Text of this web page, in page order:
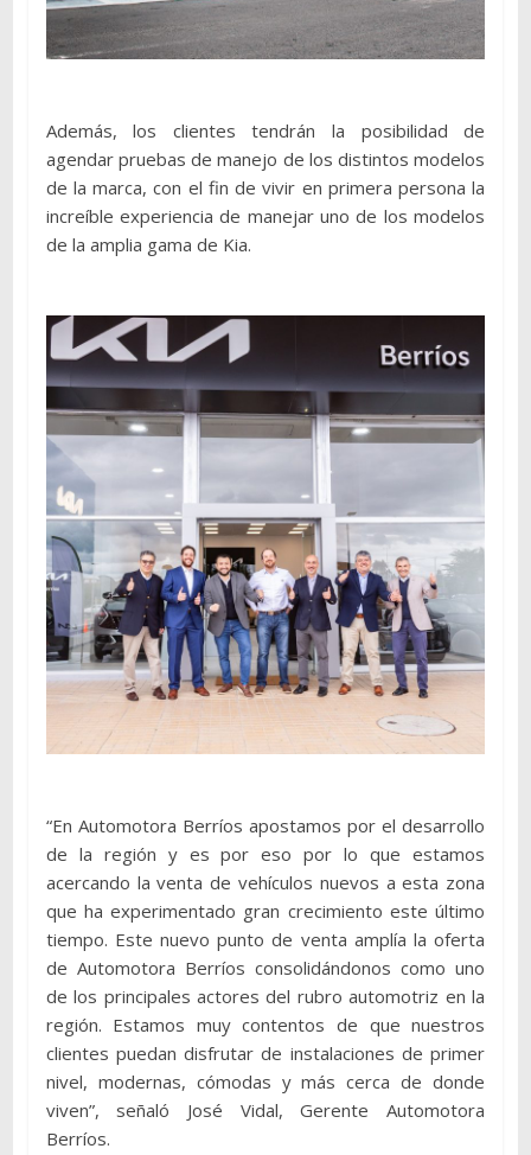
Además, los clientes tendrán la posibilidad de
agendar pruebas de manejo de los distintos modelos
de la marca, con el fin de vivir en primera persona la
increíble experiencia de manejar uno de los modelos
de la amplia gama de Kia.
“En Automotora Berríos apostamos por el desarrollo
de la región y es por eso por lo que estamos
acercando la venta de vehículos nuevos a esta zona
que ha experimentado gran crecimiento este último
tiempo. Este nuevo punto de venta amplía la oferta
de Automotora Berríos consolidándonos como uno
de los principales actores del rubro automotriz en la
región. Estamos muy contentos de que nuestros
clientes puedan disfrutar de instalaciones de primer
nivel, modernas, cómodas y más cerca de donde
viven”, señaló José Vidal, Gerente Automotora
Berríos.